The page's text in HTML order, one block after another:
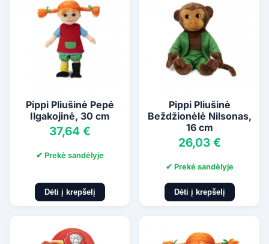
Pippi Pliušinė Pepė
Ilgakojinė, 30 cm
37,64 €
✔ Prekė sandėlyje
Dėti į krepšelį
Pippi Pliušinė
Beždžionėlė Nilsonas,
16 cm
26,03 €
✔ Prekė sandėlyje
Dėti į krepšelį